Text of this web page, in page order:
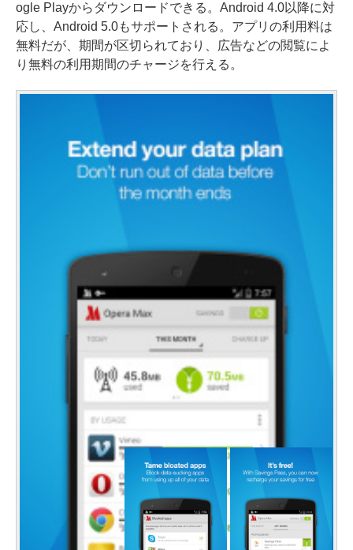
ogle Playからダウンロードできる。Android 4.0以降に対
応し、Android 5.0もサポートされる。アプリの利用料は
無料だが、期間が区切られており、広告などの閲覧によ
り無料の利用期間のチャージを行える。